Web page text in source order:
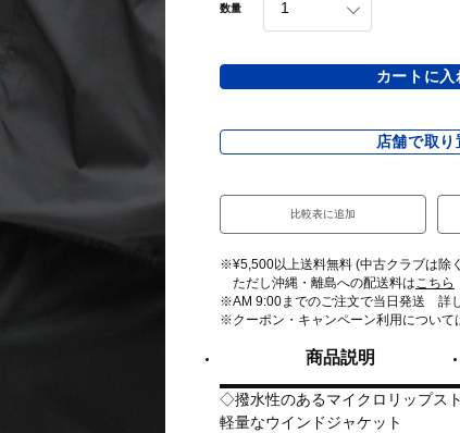
数量
カートに入
店舗で取り
比較表に追加
※¥5,500以上送料無料 (中古クラブは除
ただし沖縄・離島への配送料はこちら
※AM 9:00までのご注文で当日発送 詳
※クーポン・キャンペーン利用について
商品説明
◇撥水性のあるマイクロリップス
軽量なウインドジャケット